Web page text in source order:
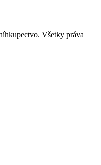
Všetky práva